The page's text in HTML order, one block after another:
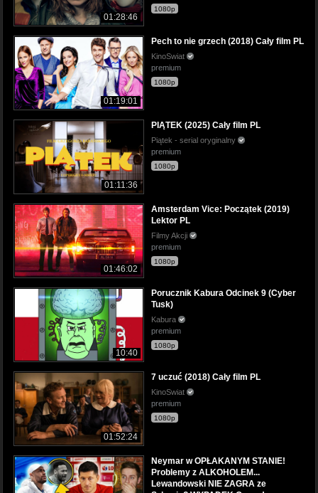
01:28:46
1080p
01:19:01
Pech to nie grzech (2018) Cały film PL
KinoSwiat
premium
1080p
01:11:36
PIĄTEK (2025) Cały film PL
Piątek - serial oryginalny
premium
1080p
01:46:02
Amsterdam Vice: Początek (2019)
Lektor PL
Filmy Akcji
premium
1080p
10:40
Porucznik Kabura Odcinek 9 (Cyber
Tusk)
Kabura
premium
1080p
01:52:24
7 uczuć (2018) Cały film PL
KinoSwiat
premium
1080p
Neymar w OPŁAKANYM STANIE!
Problemy z ALKOHOLEM...
Lewandowski NIE ZAGRA ze